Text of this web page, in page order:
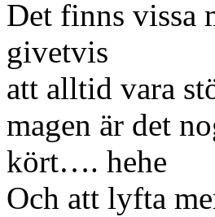
Det finns vissa
givetvis
att alltid vara
magen är det
kört…. hehe
Och att lyfta